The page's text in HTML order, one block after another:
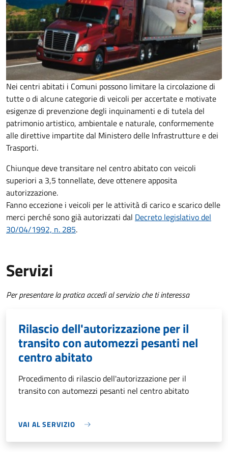
Nei centri abitati i Comuni possono limitare la circolazione di
tutte o di alcune categorie di veicoli per accertate e motivate
esigenze di prevenzione degli inquinamenti e di tutela del
patrimonio artistico, ambientale e naturale, conformemente
alle direttive impartite dal Ministero delle Infrastrutture e dei
Trasporti.
Chiunque deve transitare nel centro abitato con veicoli
superiori a 3,5 tonnellate, deve ottenere apposita
autorizzazione.
Fanno eccezione i veicoli per le attività di carico e scarico delle
merci perché sono già autorizzati dal Decreto legislativo del
30/04/1992, n. 285.
Servizi
Per presentare la pratica accedi al servizio che ti interessa
Rilascio dell'autorizzazione per il
transito con automezzi pesanti nel
centro abitato
Procedimento di rilascio dell'autorizzazione per il
transito con automezzi pesanti nel centro abitato
VAI AL SERVIZIO